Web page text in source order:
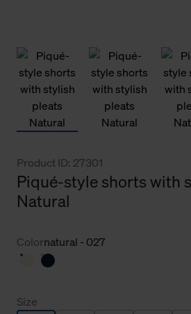
Product ID: 27301
Piqué-style shorts with
Natural
Colornatural - 027
Size